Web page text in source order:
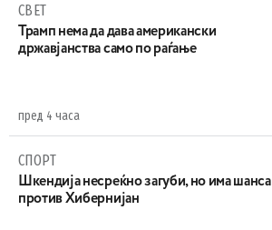
СВЕТ
Трамп нема да дава американски
државјанства само по раѓање
пред 4 часа
СПОРТ
Шкендија несреќно загуби, но има шанса
против Хибернијан